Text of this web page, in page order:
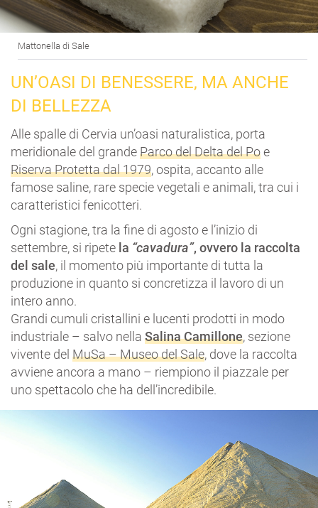
Mattonella di Sale
UN’OASI DI BENESSERE, MA ANCHE
DI BELLEZZA
Alle spalle di Cervia un’oasi naturalistica, porta
meridionale del grandeParco del Delta del Poe
Riserva Protetta dal 1979, ospita, accanto alle
famose saline, rare specie vegetali e animali, tra cui i
caratteristici fenicotteri.
Ogni stagione, tra la fine di agosto e l’inizio di
settembre, si ripete la “cavadura”, ovvero la raccolta
del sale, il momento più importante di tutta la
produzione in quanto si concretizza il lavoro di un
intero anno.
Grandi cumuli cristallini e lucenti prodotti in modo
industriale – salvo nella Salina Camillone, sezione
vivente del MuSa – Museo del Sale, dove la raccolta
avviene ancora a mano – riempiono il piazzale per
uno spettacolo che ha dell’incredibile.